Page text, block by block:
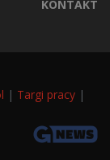
KONTAKT
| Targi pracy |